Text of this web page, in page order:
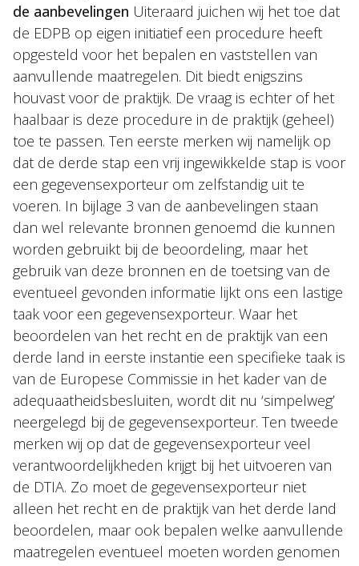
de aanbevelingen Uiteraard juichen wij het toe dat
de EDPB op eigen initiatief een procedure heeft
opgesteld voor het bepalen en vaststellen van
aanvullende maatregelen. Dit biedt enigszins
houvast voor de praktijk. De vraag is echter of het
haalbaar is deze procedure in de praktijk (geheel)
toe te passen. Ten eerste merken wij namelijk op
dat de derde stap een vrij ingewikkelde stap is voor
een gegevensexporteur om zelfstandig uit te
voeren. In bijlage 3 van de aanbevelingen staan
dan wel relevante bronnen genoemd die kunnen
worden gebruikt bij de beoordeling, maar het
gebruik van deze bronnen en de toetsing van de
eventueel gevonden informatie lijkt ons een lastige
taak voor een gegevensexporteur. Waar het
beoordelen van het recht en de praktijk van een
derde land in eerste instantie een specifieke taak is
van de Europese Commissie in het kader van de
adequaatheidsbesluiten, wordt dit nu ‘simpelweg’
neergelegd bij de gegevensexporteur. Ten tweede
merken wij op dat de gegevensexporteur veel
verantwoordelijkheden krijgt bij het uitvoeren van
de DTIA. Zo moet de gegevensexporteur niet
alleen het recht en de praktijk van het derde land
beoordelen, maar ook bepalen welke aanvullende
maatregelen eventueel moeten worden genomen